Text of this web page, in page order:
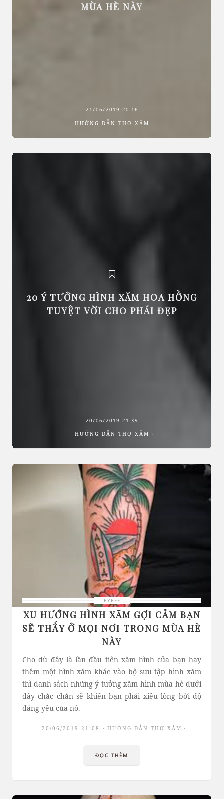
MÙA HÈ NÀY
21/06/2019 20:16
HƯỚNG DẪN THỢ XĂM
20 Ý TƯỞNG HÌNH XĂM HOA HỒNG
TUYỆT VỜI CHO PHÁI ĐẸP
20/06/2019 21:39
HƯỚNG DẪN THỢ XĂM
BYBEE
XU HƯỚNG HÌNH XĂM GỢI CẢM BẠN
SẼ THẤY Ở MỌI NƠI TRONG MÙA HÈ
NÀY
Cho dù đây là lần đầu tiên xăm hình của bạn hay
thêm một hình xăm khác vào bộ sưu tập hình xăm
thì danh sách những ý tưởng xăm hình mùa hè dưới
đây chắc chắn sẽ khiến bạn phải xiêu lòng bởi độ
đáng yêu của nó.
20/06/2019 21:08 HƯỚNG DẪN THỢ XĂM
ĐỌC THÊM